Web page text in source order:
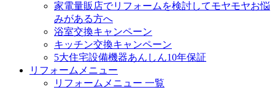
家電量販店でリフォームを検討してモヤモヤお悩
みがある方へ
浴室交換キャンペーン
キッチン交換キャンペーン
5大住宅設備機器あんしん10年保証
リフォームメニュー
リフォームメニュー 一覧